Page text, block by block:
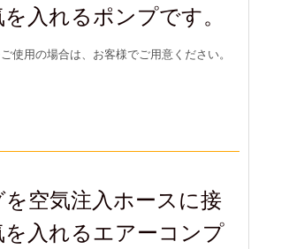
入れるポンプです。
使用の場合は、お客様でご用意ください。
空気注入ホースに接
入れるエアーコンプ